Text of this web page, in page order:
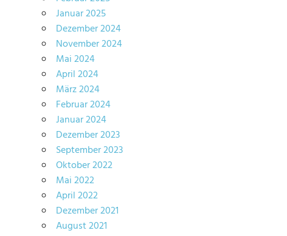
Januar 2025
Dezember 2024
November 2024
Mai 2024
April 2024
März 2024
Februar 2024
Januar 2024
Dezember 2023
September 2023
Oktober 2022
Mai 2022
April 2022
Dezember 2021
August 2021